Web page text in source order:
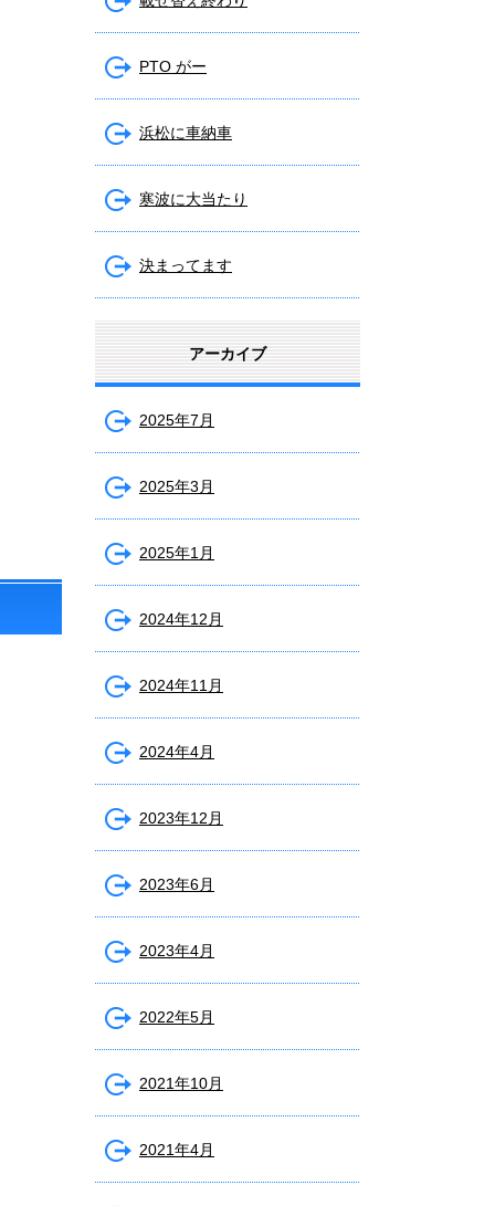
PTO がー
浜松に車納車
寒波に大当たり
決まってます
アーカイブ
2025年7月
2025年3月
2025年1月
2024年12月
2024年11月
2024年4月
2023年12月
2023年6月
2023年4月
2022年5月
2021年10月
2021年4月